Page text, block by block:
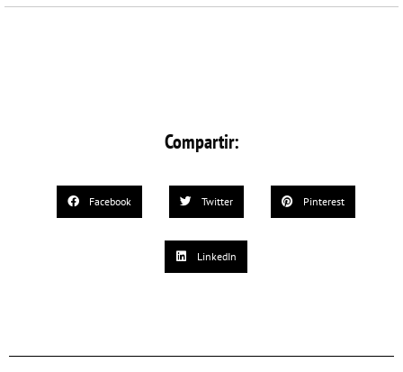
Compartir:
Facebook Twitter Pinterest
LinkedIn